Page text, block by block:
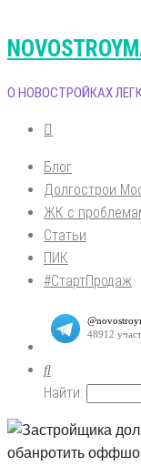
О НОВОСТРОЙКАХ
Блог
Долгострои
ЖК с
Статьи
ПИК
#СтартПродаж
Найти: